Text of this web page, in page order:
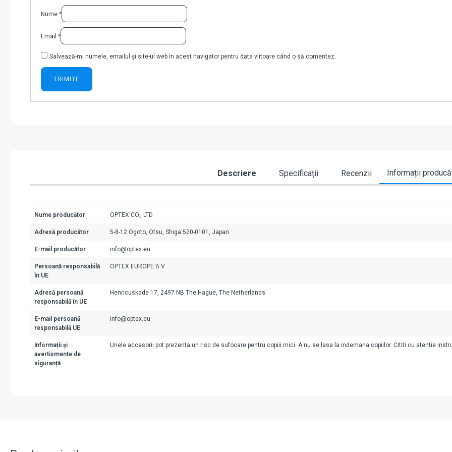
Nume *
Email *
Salvează-mi numele, emailul și site-ul web în acest navigator pentru data viitoare când o să comentez.
Descriere Specificații Recenzii Informații
Nume producător OPTEX CO., LTD.
Adresă producător 5-8-12 Ogoto, Otsu, Shiga 520-0101, Japan
E-mail producător info@optex.eu
Persoană responsabilă
în UE
OPTEX EUROPE B.V
Adresă persoană
responsabilă în UE
Henricuskade 17, 2497 NB The Hague, The Netherlands
E-mail persoană
responsabilă UE
info@optex.eu
Informații și
avertismente de
siguranță
Unele accesorii pot prezenta un risc de sufocare pentru copiii mici. A nu se lasa la indemana copiilor. Cititi cu atentie